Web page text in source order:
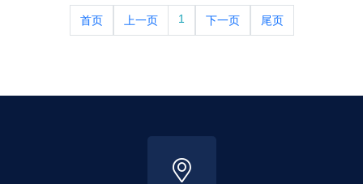
首页 上一页 1 下一页 尾页